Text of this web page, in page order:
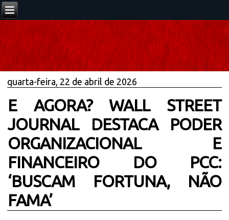
quarta-feira, 22 de abril de 2026
E AGORA? WALL STREET
JOURNAL DESTACA PODER
ORGANIZACIONAL E
FINANCEIRO DO PCC:
‘BUSCAM FORTUNA, NÃO
FAMA’